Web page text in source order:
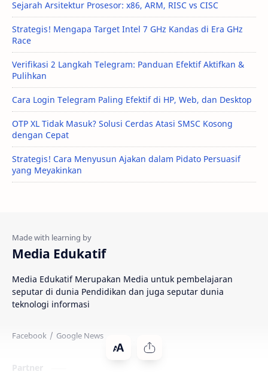
Sejarah Arsitektur Prosesor: x86, ARM, RISC vs CISC
Strategis! Mengapa Target Intel 7 GHz Kandas di Era GHz
Race
Verifikasi 2 Langkah Telegram: Panduan Efektif Aktifkan &
Pulihkan
Cara Login Telegram Paling Efektif di HP, Web, dan Desktop
OTP XL Tidak Masuk? Solusi Cerdas Atasi SMSC Kosong
dengan Cepat
Strategis! Cara Menyusun Ajakan dalam Pidato Persuasif
yang Meyakinkan
Media Edukatif
Media Edukatif Merupakan Media untuk pembelajaran
seputar di dunia Pendidikan dan juga seputar dunia
teknologi informasi
Partner